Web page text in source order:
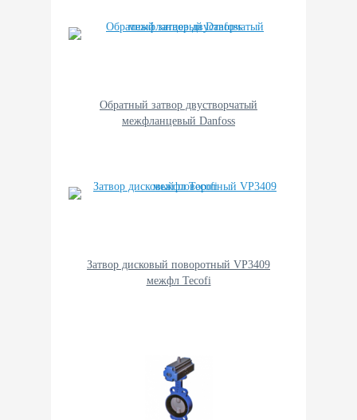
Обратный затвор двустворчатый
межфланцевый Danfoss
Затвор дисковый поворотный VP3409
межфл Tecofi